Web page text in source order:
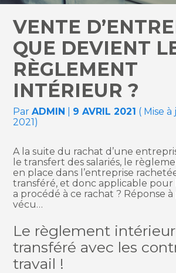
VENTE
QUE DEVIENT
RÈGLEMENT
INTÉRIEUR ?
ParADMIN 9 AVRIL 2021 ( Mise
2021)
A la suite du rachat d’une
le transfert des salariés, le
en place dans l’entreprise
transféré, et donc applicable pour
a procédé à ce rachat ? Réponse à
vécu…
Le règlement intérieur
transféré avec les
travail !